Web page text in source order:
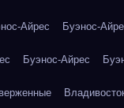
Айрес Буэнос-
Буэнос-Айрес